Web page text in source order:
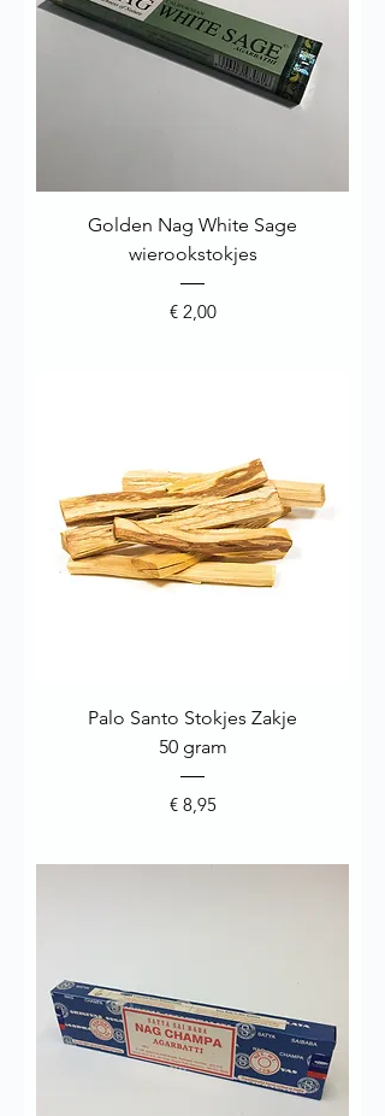
Golden Nag White Sage
wierookstokjes
Prijs
€ 2,00
Palo Santo Stokjes Zakje
50 gram
Prijs
€ 8,95